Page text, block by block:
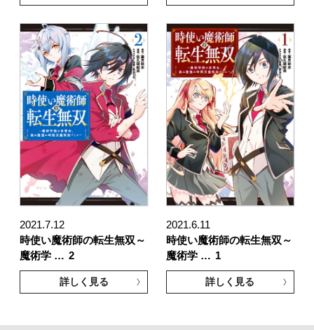
2021.7.12
時使い魔術師の転生無双～
魔術学 … 2
詳しく見る
2021.6.11
時使い魔術師の転生無双～
魔術学 … 1
詳しく見る